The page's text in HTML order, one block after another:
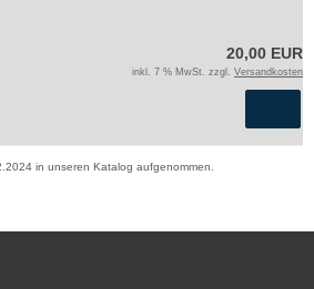
20,00 EUR
inkl. 7 % MwSt. zzgl. Versandkosten
in unseren Katalog aufgenommen.